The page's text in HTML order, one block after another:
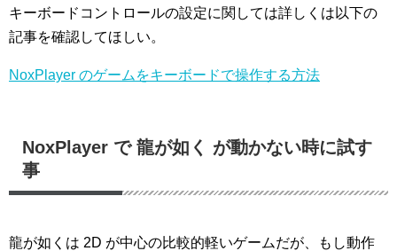
キーボードコントロールの設定に関しては詳しくは以下の
記事を確認してほしい。
NoxPlayer のゲームをキーボードで操作する方法
NoxPlayer で 龍が如く が動かない時に試す
事
龍が如くは 2D が中心の比較的軽いゲームだが、もし動作